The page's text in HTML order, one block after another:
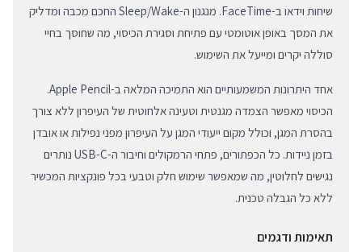
שיחות וידאו ב-FaceTime. מנגנון ה-Sleep/Wake החכם מכבה ומדליק
את המסך באופן אוטומטי עם פתיחת וסגירת הכיסוי, מה שחוסך בחיי
סוללה יקרים ומייעל את השימוש.
אחד היתרונות המשמעותיים הוא התמיכה המלאה ב-Apple Pencil.
הכיסוי מאפשר הצמדה מגנטית וטעינה אלחוטית של העיפרון ללא צורך
בהסרת המגן, וכולל מקום ייעודי המגן על העיפרון מפני נפילות או אובדן
בזמן ניידות. כל הכפתורים, פתחי הרמקולים וחיבור ה-USB-C נותרים
נגישים לחלוטין, מה שמאפשר שימוש חלק וטבעי בכל פונקציות המכשיר
ללא כל הגבלה טכנית.
תאימות ודגמים